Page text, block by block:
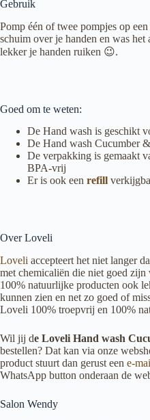
Gebruik
Pomp één of twee pompjes op
schuim over je handen en was
lekker je handen ruiken 😉.
Goed om te weten:
De Hand wash is geschikt
De Hand wash Cucumber
De verpakking is gemaakt
BPA-vrij
Er is ook een refill
Over Loveli
Loveli accepteert het niet langer
met chemicaliën die niet goed
100% natuurlijke producten ook
kunnen zien en net zo goed of
Loveli 100% troepvrij en 100%
Wil jij de Loveli Hand wash
bestellen? Dat kan via onze
product stuurt dan gerust een e-
WhatsApp button onderaan de
Salon Wendy